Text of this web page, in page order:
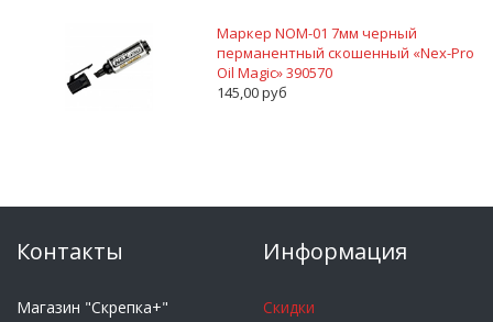
Маркер NOM-01 7мм черный
перманентный скошенный «Nex-Pro
Oil Magic» 390570
145,00 руб
Контакты
Магазин "Скрепка+"
Информация
Скидки